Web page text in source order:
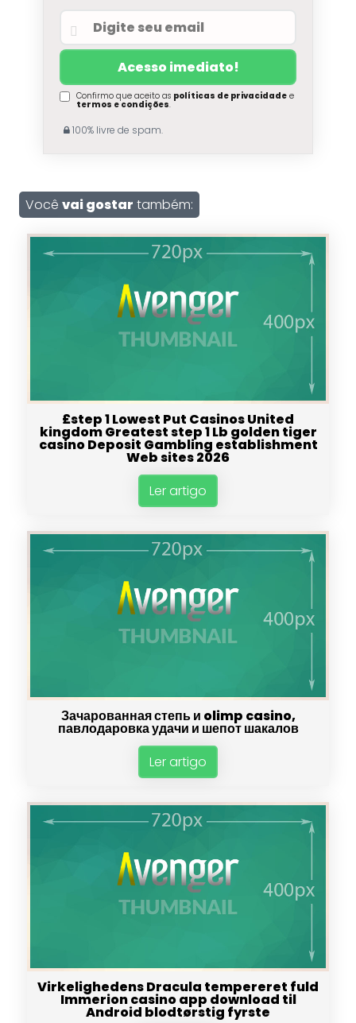
Confirmo que aceito as políticas de privacidadee
termos e condições.
100% livre de spam.
Você vai gostar também:
£step 1 Lowest Put Casinos United
kingdom Greatest step 1 Lb golden tiger
casino Deposit Gambling establishment
Web sites 2026
Ler artigo
Зачарованная степь и olimp casino,
павлодаровка удачи и шепот шакалов
Ler artigo
Virkelighedens Dracula tempereret fuld
Immerion casino app download til
Android blodtørstig fyrste